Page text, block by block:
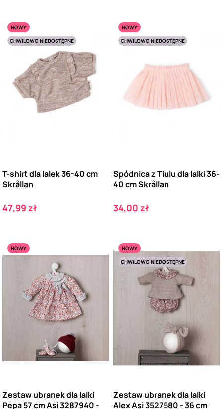
NOWY
CHWILOWO NIEDOSTĘPNE
T-shirt dla lalek 36-40 cm
Skrållan
Cena
47,99 zł
NOWY
CHWILOWO NIEDOSTĘPNE
Spódnica z Tiulu dla lalki 36-
40 cm Skrållan
Cena
34,00 zł
NOWY
Zestaw ubranek dla lalki
Pepa 57 cm Asi 3287940 -
NOWY
CHWILOWO NIEDOSTĘPNE
Zestaw ubranek dla lalki
Alex Asi 3527580 - 36 cm